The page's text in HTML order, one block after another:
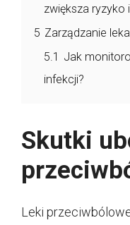
zwiększa ryzyko
5 Zarządzanie
5.1 Jak
infekcji?
Skutki
Leki